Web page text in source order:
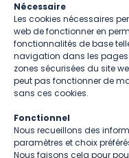
Nécessaire
Les cookies nécessaires
web de fonctionner en
fonctionnalités de base
navigation dans les
zones sécurisées du site
peut pas fonctionner de
sans ces cookies.
Fonctionnel
Nous recueillons des
paramètres et choix
Nous faisons cela pour